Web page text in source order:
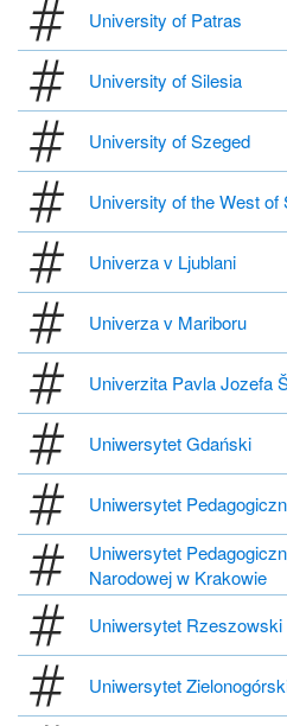
University of Patras
University of Silesia
University of Szeged
University of the West of
Univerza v Ljublani
Univerza v Mariboru
Univerzita Pavla Jozefa
Uniwersytet Gdański
Uniwersytet
Uniwersytet
Narodowej w Krakowie
Uniwersytet Rzeszowski
Uniwersytet